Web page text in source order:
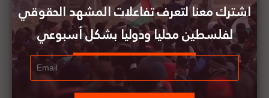
معهد الدراسات الفلسطينية يعقد ندوة حول آثار
اختصاص المحكمة الجنائية الدولية على الضفة الغربية
وغزة
اشترك معنا لتعرف تفاعلات المشهد الحقوقي
لفلسطين محليا ودوليا بشكل أسبوعي